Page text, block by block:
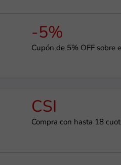
-5%
Cupón de 5% OFF sobre
CSI
Compra con hasta 18